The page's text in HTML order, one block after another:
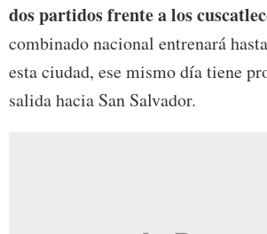
dos partidos frente a los
combinado nacional entrenará
esta ciudad, ese mismo día tiene
salida hacia San Salvador.